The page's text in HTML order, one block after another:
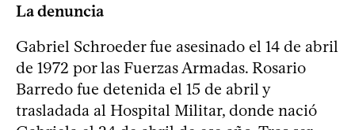
La denuncia
Gabriel Schroeder fue asesinado el 14 de abril
de 1972 por las Fuerzas Armadas. Rosario
Barredo fue detenida el 15 de abril y
trasladada al Hospital Militar, donde nació